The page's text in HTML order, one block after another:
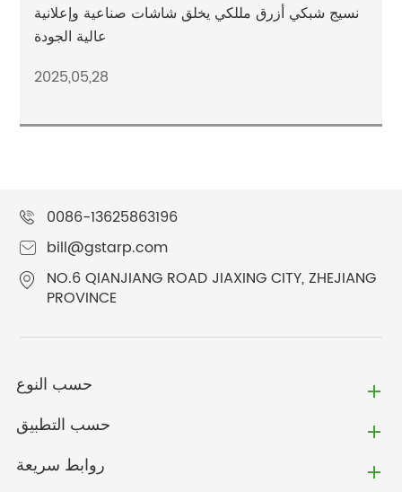
نسيج شبكي أزرق مللكي يخلق شاشات صناعية وإعلانية
عالية الجودة
2025,05,28
0086-13625863196
bill@gstarp.com
NO.6 QIANJIANG ROAD JIAXING CITY, ZHEJIANG
PROVINCE
حسب النوع
حسب التطبيق
روابط سريعة